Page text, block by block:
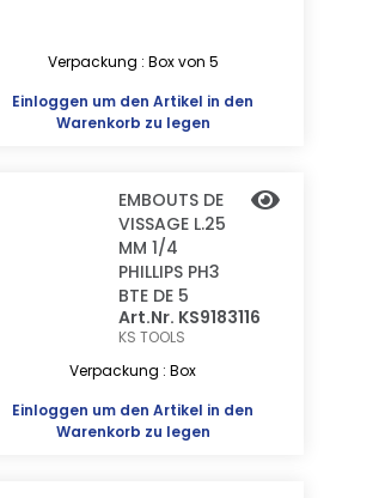
Verpackung : Box von 5
Einloggen um den Artikel in den
Warenkorb zu legen
EMBOUTS DE
VISSAGE L.25
MM 1/4
PHILLIPS PH3
BTE DE 5
Art.Nr. KS9183116
KS TOOLS
Verpackung : Box
Einloggen um den Artikel in den
Warenkorb zu legen